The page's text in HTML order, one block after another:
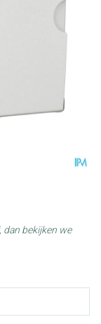
bekijken we